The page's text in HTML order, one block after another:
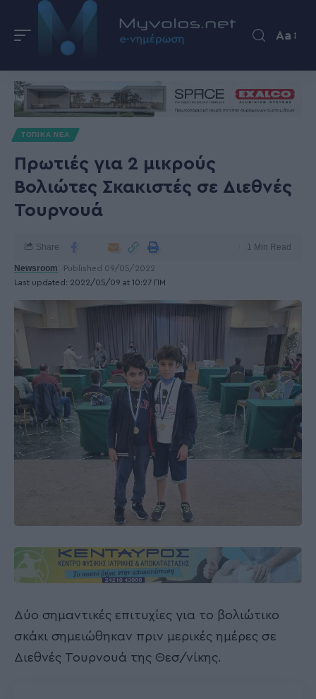
Aa
ΤΟΠΙΚΑ ΝΕΑ
Πρωτιές για 2 μικρούς
Βολιώτες Σκακιστές σε Διεθνές
Τουρνουά
Last updated: 2022/05/09 at 10:27 ΠΜ
Newsroom Published 09/05/2022
Share 1 Min Read
Δύο σημαντικές επιτυχίες για το βολιώτικο
σκάκι σημειώθηκαν πριν μερικές ημέρες σε
Διεθνές Τουρνουά της Θεσ/νίκης.